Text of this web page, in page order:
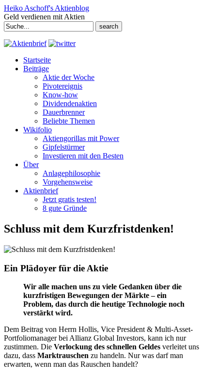
Heiko Aschoff's Aktienblog
Geld verdienen mit Aktien
Search
for:
Startseite
Beiträge
Aktie der Woche
Pivotereignis
Know-how
Dividendenaktien
Dauerbrenner
Beliebte Themen
Wikifolio
Aktiengorillas mit Power
Gipfelstürmer
Investieren mit den Besten
Über
Anlagephilosophie
Vorgehensweise
Aktienbrief
Jetzt gratis testen!
8 gute Gründe
Schluss mit dem Kurzfristdenken!
Ein Plädoyer für die Aktie
Wir alle machen uns zu viele Gedanken über die
kurzfristigen Bewegungen der Märkte – ein
Problem, das durch die heutige Technologie noch
verstärkt wird.
Dem Beitrag von Herrn Hollis, Vice President & Multi-Asset-
Portfoliomanager bei Allianz Global Investors, kann ich nur
zustimmen. Die Verlockung des schnellen Geldes verleitet uns
dazu, dass Marktrauschen zu handeln. Nur was darf man
erwarten, wenn man das Rauschen handelt?